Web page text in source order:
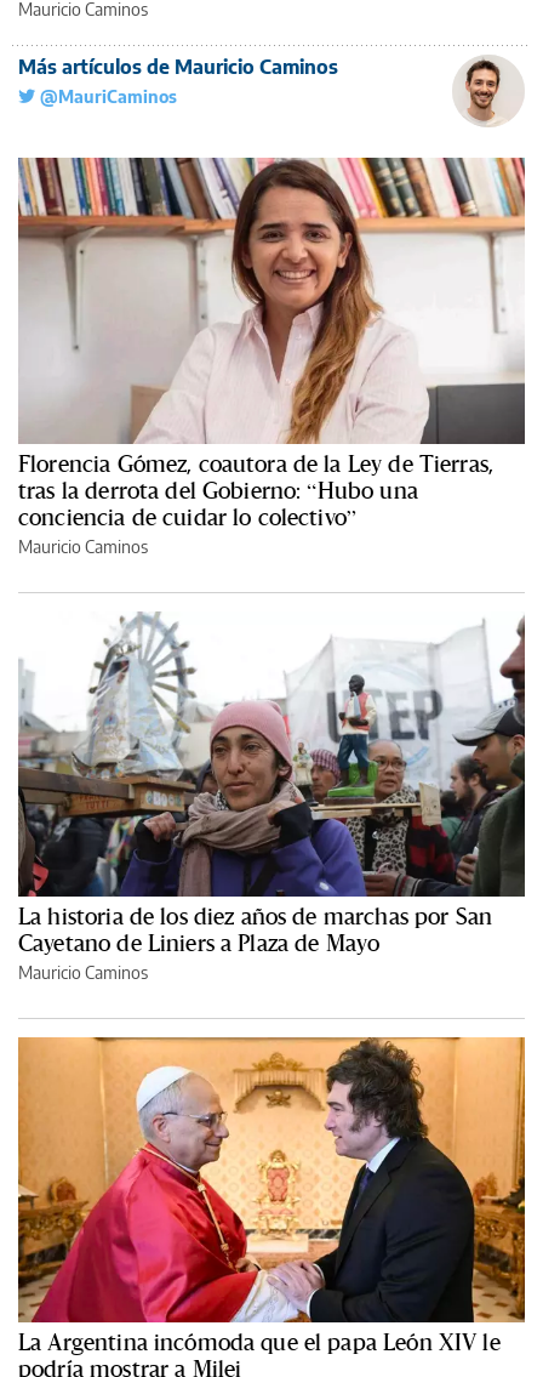
Mauricio Caminos
Más artículos de Mauricio Caminos
@MauriCaminos
Florencia Gómez, coautora de la Ley de Tierras,
tras la derrota del Gobierno: “Hubo una
conciencia de cuidar lo colectivo”
Mauricio Caminos
La historia de los diez años de marchas por San
Cayetano de Liniers a Plaza de Mayo
Mauricio Caminos
La Argentina incómoda que el papa León XIV le
podría mostrar a Milei